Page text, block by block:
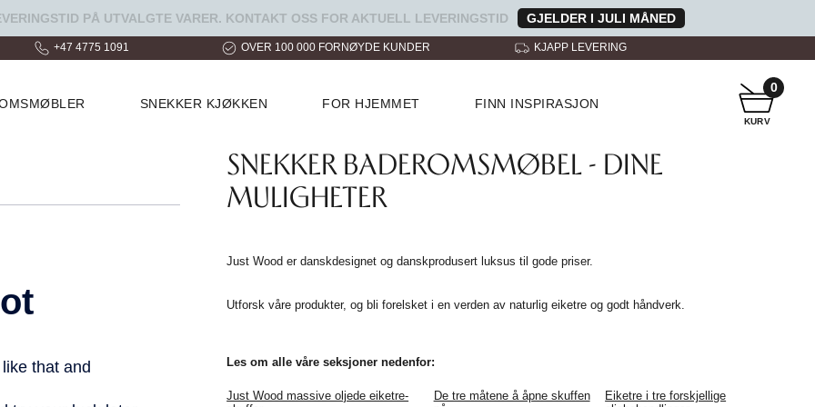
PÅ UTVALGTE VARER. KONTAKT OSS FOR AKTUELL LEVERINGSTID GJELDER I JULI MÅNED
+47 4775 1091 OVER 100 000 FORNØYDE KUNDER KJAPP LEVERING
SNEKKER KJØKKEN FOR HJEMMET FINN INSPIRASJON
KURV
0
SNEKKER BADEROMSMØBEL - DINE
MULIGHETER
Just Wood er danskdesignet og danskprodusert luksus til gode priser.
Utforsk våre produkter, og bli forelsket i en verden av naturlig eiketre og godt håndverk.
Les om alle våre seksjoner nedenfor:
Just Wood massive oljede eiketre-
De tre måtene å åpne skuffen
Eiketre i tre forskjellige